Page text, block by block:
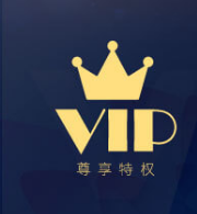
在市场中脱颖而出。此外
求也越来越高，味精作为
的需求将会越来越大。因
而，中国味精市场也面临
对食品安全的要求提高，
得越来越激烈。其次是消
没有明确的危害，但由于
次，中国味精行业面临着
中产生大量的废水和废气
小微企业中，环境污染问
需要加大环保投入，引入
染，实现可持续发展。 此外，中国味精行业还需要不断提高产品品质
和市场竞争力。虽然中国
到消费者的青睐。这些新
味精的需求。 此外，全球味精行业也在借助科技的发展推动创新。生
物技术和基因工程的进步
技术，可以开发出更加安
问题和满足消费者需求非
生产方式，提高产能和效